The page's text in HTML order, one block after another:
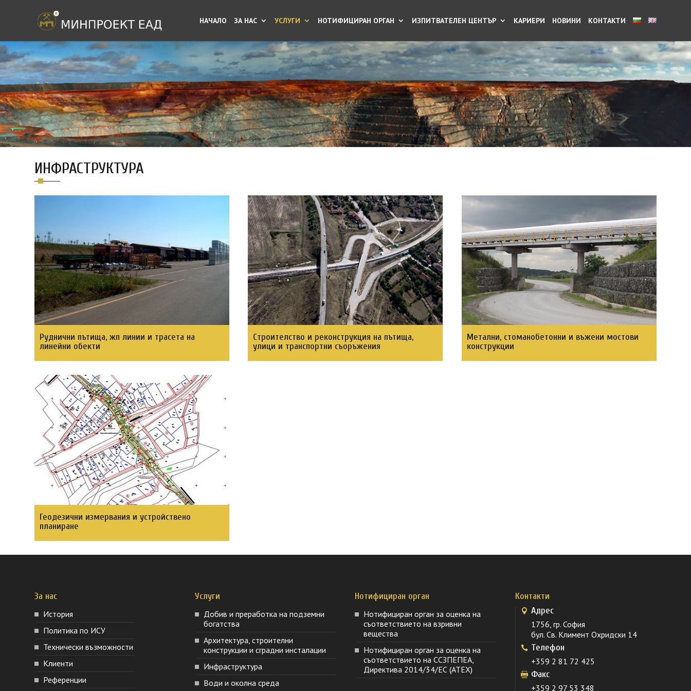
НАЧАЛО ЗА НАС УСЛУГИ НОТИФИЦИРАН ОРГАН ИЗПИТВАТЕЛЕН ЦЕНТЪР КАРИЕРИ НОВИНИ КОНТАКТИ
ИНФРАСТРУКТУРА
Руднични пътища, жп линии и трасета на
линейни обекти
Строителство и реконструкция на пътища,
улици и транспортни съоръжения
Метални, стоманобетонни и въжени мостови
конструкции
Геодезични измервания и устройствено
планиране
За нас
История
Политика по ИСУ
Технически възможности
Клиенти
Референции
Услуги
Добив и преработка на подземни
богатства
Архитектура, строителни
конструкции и сградни инсталации
Инфраструктура
Води и околна среда
Нотифициран орган
Нотифициран орган за оценка на
съответствието на взривни
вещества
Нотифициран орган за оценка на
съответствието на ССЗПЕПЕА,
Директива 2014/34/ЕС (ATEX)
Контакти
Адрес
1756, гр. София
бул. Св. Климент Охридски 14
Телефон
+359 2 81 72 425
Факс
+359 2 97 53 348